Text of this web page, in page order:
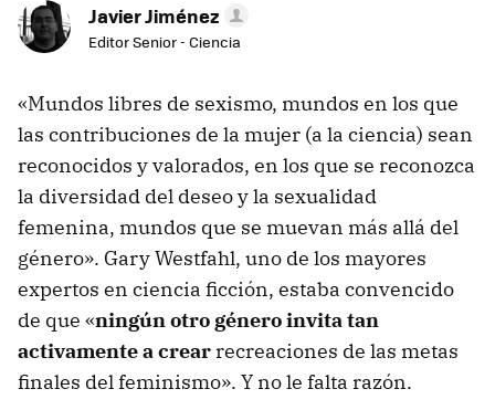
Javier Jiménez
Editor Senior - Ciencia
«Mundos libres de sexismo, mundos en los que
las contribuciones de la mujer (a la ciencia) sean
reconocidos y valorados, en los que se reconozca
la diversidad del deseo y la sexualidad
femenina, mundos que se muevan más allá del
género». Gary Westfahl, uno de los mayores
expertos en ciencia ficción, estaba convencido
de que «ningún otro género invita tan
activamente a crear recreaciones de las metas
finales del feminismo». Y no le falta razón.